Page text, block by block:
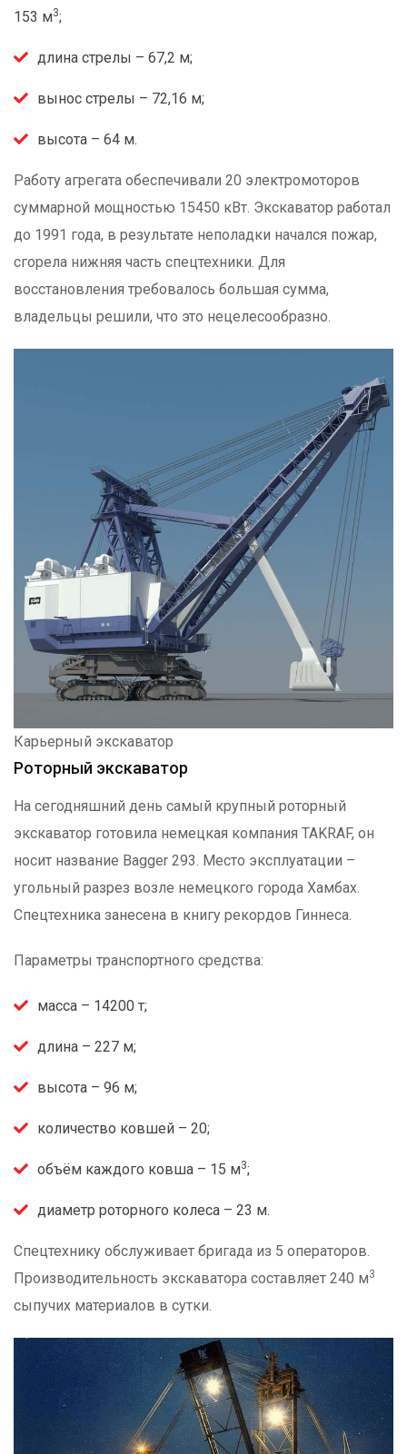
153 м3;
длина стрелы – 67,2 м;
вынос стрелы – 72,16 м;
высота – 64 м.
Работу агрегата обеспечивали 20 электромоторов
суммарной мощностью 15450 кВт. Экскаватор работал
до 1991 года, в результате неполадки начался пожар,
сгорела нижняя часть спецтехники. Для
восстановления требовалось большая сумма,
владельцы решили, что это нецелесообразно.
Карьерный экскаватор
Роторный экскаватор
На сегодняшний день самый крупный роторный
экскаватор готовила немецкая компания TAKRAF, он
носит название Bagger 293. Место эксплуатации –
угольный разрез возле немецкого города Хамбах.
Спецтехника занесена в книгу рекордов Гиннеса.
Параметры транспортного средства:
масса – 14200 т;
длина – 227 м;
высота – 96 м;
количество ковшей – 20;
объём каждого ковша – 15 м3;
диаметр роторного колеса – 23 м.
Спецтехнику обслуживает бригада из 5 операторов.
Производительность экскаватора составляет 240 м3
сыпучих материалов в сутки.